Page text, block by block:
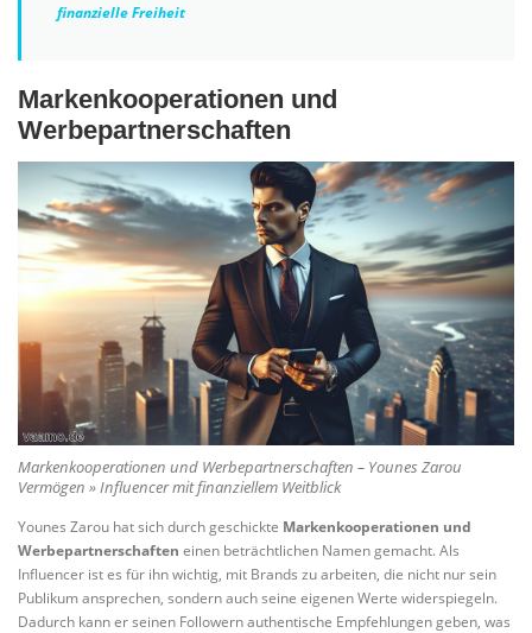
finanzielle Freiheit
Markenkooperationen und
Werbepartnerschaften
Markenkooperationen und Werbepartnerschaften – Younes Zarou
Vermögen » Influencer mit finanziellem Weitblick
Younes Zarou hat sich durch geschickte Markenkooperationen und
Werbepartnerschaften einen beträchtlichen Namen gemacht. Als
Influencer ist es für ihn wichtig, mit Brands zu arbeiten, die nicht nur sein
Publikum ansprechen, sondern auch seine eigenen Werte widerspiegeln.
Dadurch kann er seinen Followern authentische Empfehlungen geben, was